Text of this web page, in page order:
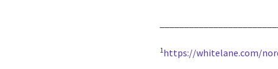
1 https://whitelane.com/